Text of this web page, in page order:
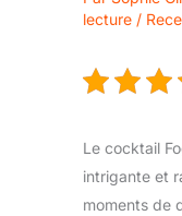
lecture /
Le cocktail
intrigante et
moments de